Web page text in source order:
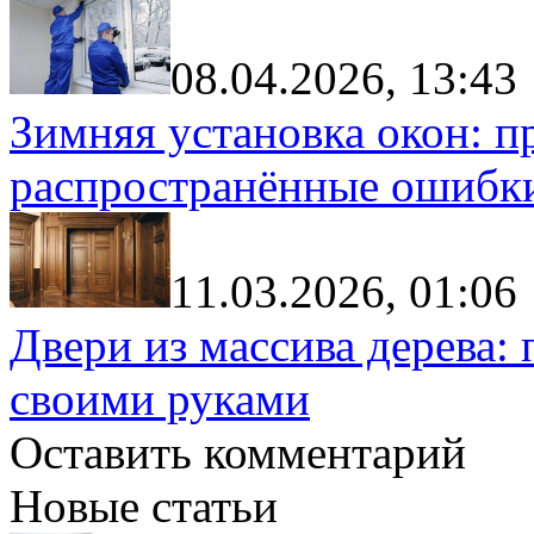
08.04.2026, 13:43
Зимняя установка окон:
распространённые
11.03.2026, 01:06
Двери из массива
своими руками
Оставить комментарий
Новые статьи